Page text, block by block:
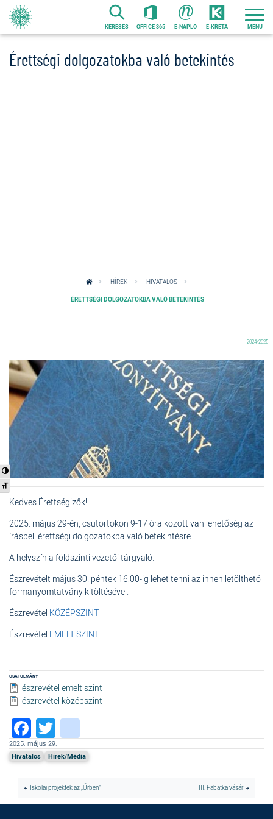
Ugrás
a
tartalomra
Nagy kontraszt váltása
Betűméret váltása
KERESÉS OFFICE 365 E-NAPLÓ E-KRÉTA
Érettségi dolgozatokba való betekintés
HÍREK HIVATALOS
ÉRETTSÉGI DOLGOZATOKBA VALÓ BETEKINTÉS
2024/2025
Kedves Érettségizők!
2025. május 29-én, csütörtökön 9-17 óra között van lehetőség az
írásbeli érettségi dolgozatokba való betekintésre.
A helyszín a földszinti vezetői tárgyaló.
Észrevételt május 30. péntek 16:00-ig lehet tenni az innen letölthető
formanyomtatvány kitöltésével.
Észrevétel KÖZÉPSZINT
Észrevétel EMELT SZINT
CSATOLMÁNY
észrevétel emelt szint
észrevétel középszint
Facebook
Twitter
2025. május 29.
Hivatalos Hírek/Média
Iskolai projektek az „Űrben” III. Fabatka vásár